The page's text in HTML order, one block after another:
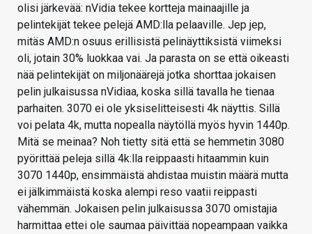
olisi järkevää: nVidia tekee kortteja mainaajille ja
pelintekijät tekee pelejä AMD:lla pelaaville. Jep jep,
mitäs AMD:n osuus erillisistä pelinäyttiksistä viimeksi
oli, jotain 30% luokkaa vai. Ja parasta on se että oikeasti
nää pelintekijät on miljonäärejä jotka shorttaa jokaisen
pelin julkaisussa nVidiaa, koska sillä tavalla he tienaa
parhaiten. 3070 ei ole yksiselitteisesti 4k näyttis. Sillä
voi pelata 4k, mutta nopealla näytöllä myös hyvin 1440p.
Mitä se meinaa? Noh tietty sitä että se hemmetin 3080
pyörittää peleja sillä 4k:lla reippaasti hitaammin kuin
3070 1440p, ensimmäistä ahdistaa muistin määrä mutta
ei jälkimmäistä koska alempi reso vaatii reippasti
vähemmän. Jokaisen pelin julkaisussa 3070 omistajia
harmittaa ettei ole saumaa päivittää nopeampaan vaikka